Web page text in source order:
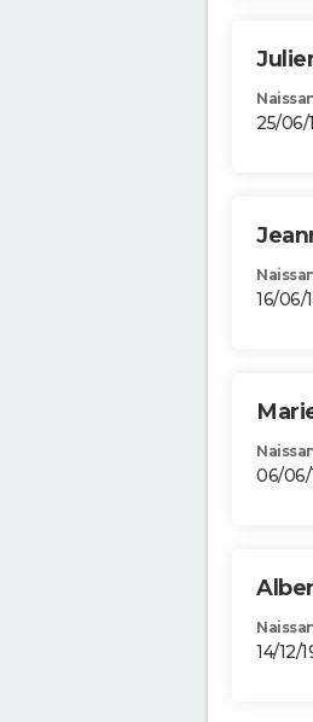
25/06/
16/06/
06/06/
14/12/